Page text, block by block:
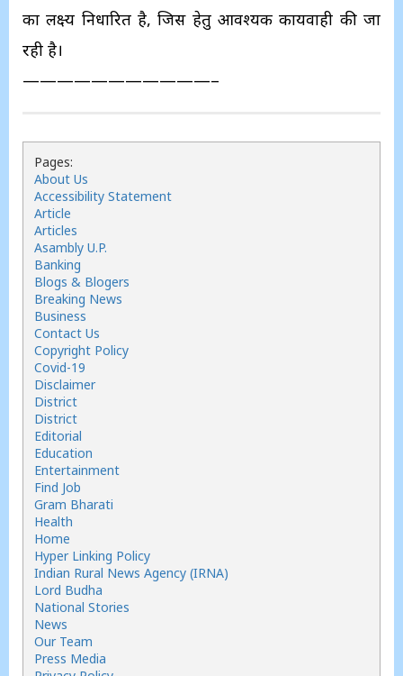
का लक्ष्य निर्धारित है, जिस हेतु आवश्यक कार्यवाही की जा
रही है।
———————————–
Pages:
About Us
Accessibility Statement
Article
Articles
Asambly U.P.
Banking
Blogs & Blogers
Breaking News
Business
Contact Us
Copyright Policy
Covid-19
Disclaimer
District
District
Editorial
Education
Entertainment
Find Job
Gram Bharati
Health
Home
Hyper Linking Policy
Indian Rural News Agency (IRNA)
Lord Budha
National Stories
News
Our Team
Press Media